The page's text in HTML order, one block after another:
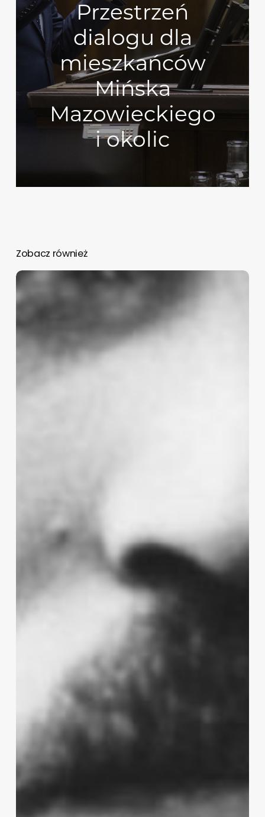
Przestrzeń
dialogu dla
mieszkańców
Mińska
Mazowieckiego
i okolic
Zobacz również